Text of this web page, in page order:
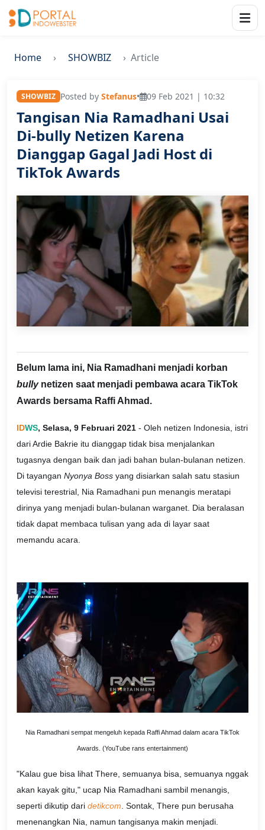
Home SHOWBIZ Article
SHOWBIZ Posted by Stefanus• 09 Feb 2021 | 10:32
Tangisan Nia Ramadhani Usai
Di-bully Netizen Karena
Dianggap Gagal Jadi Host di
TikTok Awards
Belum lama ini, Nia Ramadhani menjadi korban
bully netizen saat menjadi pembawa acara TikTok
Awards bersama Raffi Ahmad.
IDWS, Selasa, 9 Februari 2021 - Oleh netizen Indonesia, istri
dari Ardie Bakrie itu dianggap tidak bisa menjalankan
tugasnya dengan baik dan jadi bahan bulan-bulanan netizen.
Di tayangan Nyonya Boss yang disiarkan salah satu stasiun
televisi terestrial, Nia Ramadhani pun menangis meratapi
dirinya yang menjadi bulan-bulanan warganet. Dia beralasan
tidak dapat membaca tulisan yang ada di layar saat
memandu acara.
Nia Ramadhani sempat mengeluh kepada Raffi Ahmad dalam acara TikTok
Awards. (YouTube rans entertainment)
"Kalau gue bisa lihat There, semuanya bisa, semuanya nggak
akan kayak gitu," ucap Nia Ramadhani sambil menangis,
seperti dikutip dari detikcom . Sontak, There pun berusaha
menenangkan Nia, namun tangisanya makin menjadi.